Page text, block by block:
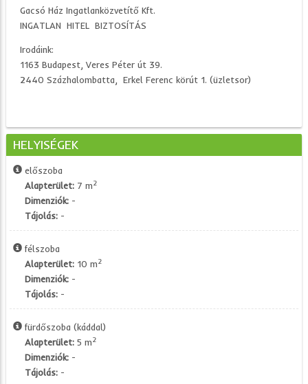
Gacsó Ház Ingatlanközvetítő Kft.
INGATLAN HITEL BIZTOSÍTÁS
Irodáink:
1163 Budapest, Veres Péter út 39.
2440 Százhalombatta, Erkel Ferenc körút 1. (üzletsor)
HELYISÉGEK
előszoba
Alapterület: 7 m2
Dimenziók: -
Tájolás: -
félszoba
Alapterület: 10 m2
Dimenziók: -
Tájolás: -
fürdőszoba (káddal)
Alapterület: 5 m2
Dimenziók: -
Tájolás: -